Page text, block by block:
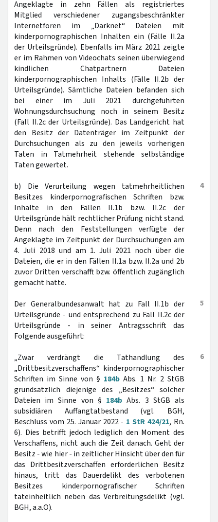
Angeklagte in zehn Fällen als registriertes
Mitglied verschiedener zugangsbeschränkter
Internetforen im „Darknet“ Dateien mit
kinderpornographischen Inhalten ein (Fälle II.2a
der Urteilsgründe). Ebenfalls im März 2021 zeigte
er im Rahmen von Videochats seinen überwiegend
kindlichen Chatpartnern Dateien
kinderpornographischen Inhalts (Fälle II.2b der
Urteilsgründe). Sämtliche Dateien befanden sich
bei einer im Juli 2021 durchgeführten
Wohnungsdurchsuchung noch in seinem Besitz
(Fall II.2c der Urteilsgründe). Das Landgericht hat
den Besitz der Datenträger im Zeitpunkt der
Durchsuchungen als zu den jeweils vorherigen
Taten in Tatmehrheit stehende selbständige
Taten gewertet.
4
b) Die Verurteilung wegen tatmehrheitlichen
Besitzes kinderpornografischen Schriften bzw.
Inhalte in den Fällen II.1b bzw. II.2c der
Urteilsgründe hält rechtlicher Prüfung nicht stand.
Denn nach den Feststellungen verfügte der
Angeklagte im Zeitpunkt der Durchsuchungen am
4. Juli 2018 und am 1. Juli 2021 noch über die
Dateien, die er in den Fällen II.1a bzw. II.2a und 2b
zuvor Dritten verschafft bzw. öffentlich zugänglich
gemacht hatte.
5
Der Generalbundesanwalt hat zu Fall II.1b der
Urteilsgründe - und entsprechend zu Fall II.2c der
Urteilsgründe - in seiner Antragsschrift das
Folgende ausgeführt:
6
„Zwar verdrängt die Tathandlung des
„Drittbesitzverschaffens“ kinderpornographischer
Schriften im Sinne von § 184b Abs. 1 Nr. 2 StGB
grundsätzlich diejenige des „Besitzes“ solcher
Dateien im Sinne von § 184b Abs. 3 StGB als
subsidiären Auffangtatbestand (vgl. BGH,
Beschluss vom 25. Januar 2022 - 1 StR 424/21, Rn.
6). Dies betrifft jedoch lediglich den Moment des
Verschaffens, nicht auch die Zeit danach. Geht der
Besitz - wie hier - in zeitlicher Hinsicht über den für
das Drittbesitzverschaffen erforderlichen Besitz
hinaus, tritt das Dauerdelikt des verbotenen
Besitzes kinderpornografischer Schriften
tateinheitlich neben das Verbreitungsdelikt (vgl.
BGH, a.a.O).